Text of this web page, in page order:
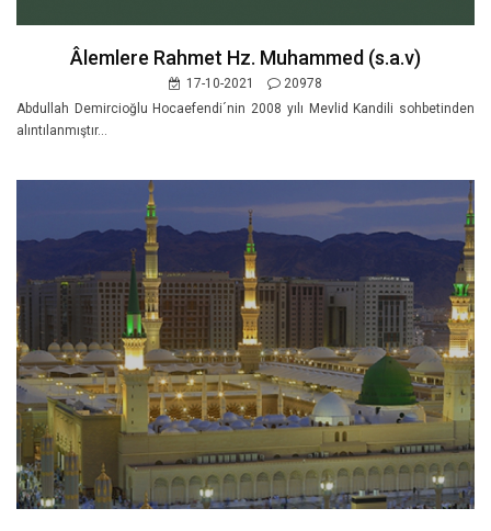
Âlemlere Rahmet Hz. Muhammed (s.a.v)
17-10-2021
20978
Abdullah Demircioğlu Hocaefendi´nin 2008 yılı Mevlid Kandili sohbetinden
alıntılanmıştır...